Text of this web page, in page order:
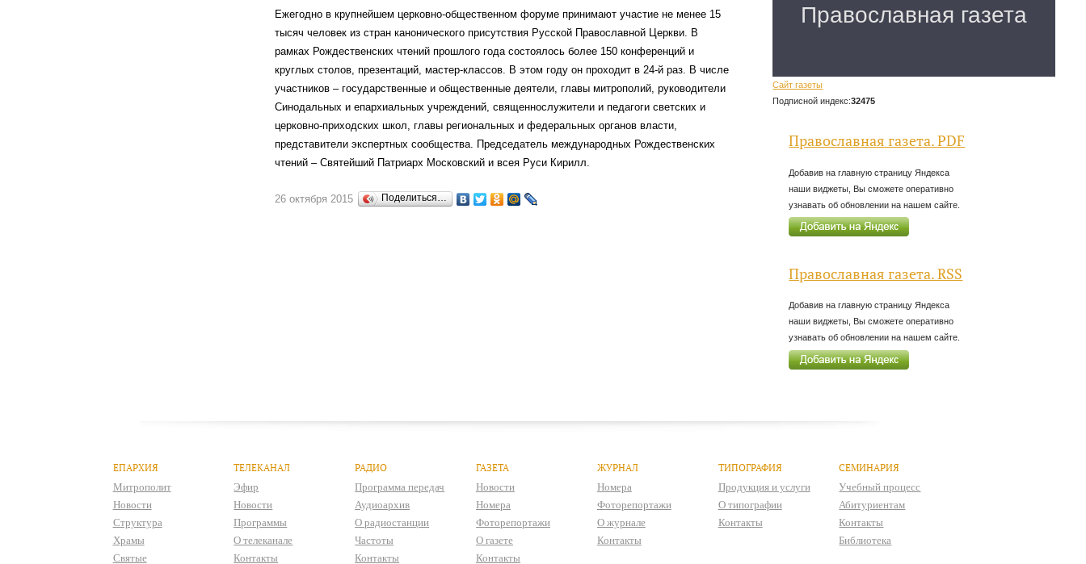
Ежегодно в крупнейшем церковно-общественном форуме принимают участие не менее 15
тысяч человек из стран канонического присутствия Русской Православной Церкви. В
рамках Рождественских чтений прошлого года состоялось более 150 конференций и
круглых столов, презентаций, мастер-классов. В этом году он проходит в 24-й раз. В числе
участников – государственные и общественные деятели, главы митрополий, руководители
Синодальных и епархиальных учреждений, священнослужители и педагоги светских и
церковно-приходских школ, главы региональных и федеральных органов власти,
представители экспертных сообщества. Председатель международных Рождественских
чтений – Святейший Патриарх Московский и всея Руси Кирилл.
26 октября 2015 Поделиться…
Сайт газеты
Подписной индекс:32475
Православная газета. PDF
Добавив на главную страницу Яндекса
наши виджеты, Вы сможете оперативно
узнавать об обновлении на нашем сайте.
Православная газета. RSS
Добавив на главную страницу Яндекса
наши виджеты, Вы сможете оперативно
узнавать об обновлении на нашем сайте.
ЕПАРХИЯ
Митрополит
Новости
Структура
Храмы
Святые
ТЕЛЕКАНАЛ
Эфир
Новости
Программы
О телеканале
Контакты
РАДИО
Программа передач
Аудиоархив
О радиостанции
Частоты
Контакты
ГАЗЕТА
Новости
Номера
Фоторепортажи
О газете
Контакты
ЖУРНАЛ
Номера
Фоторепортажи
О журнале
Контакты
ТИПОГРАФИЯ
Продукция и услуги
О типографии
Контакты
СЕМИНАРИЯ
Учебный процесс
Абитуриентам
Контакты
Библиотека